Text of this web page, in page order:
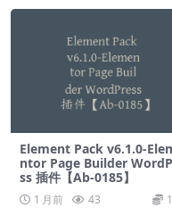
Element Pack v6.1.0-
ntor Page Builder
ss 插件【Ab-0185】
1 月前 43